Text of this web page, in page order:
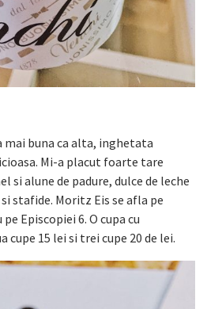
mai buna ca alta, inghetata
Mi-a placut foarte tare
si alune de padure, dulce de leche
stafide. Moritz Eis se afla pe
Episcopiei 6. O cupa cu
cupe 15 lei si trei cupe 20 de lei.